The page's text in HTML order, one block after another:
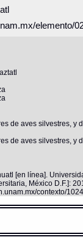
elemento/
aztatl
de aves silvestres, y
de aves silvestres, y
[en línea].
México D.F.]:
contexto/